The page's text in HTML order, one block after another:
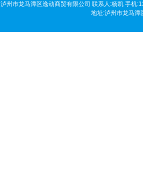
泸州市龙马潭区逸动商贸有限公司 联系人:杨凯 手
地址:泸州市龙马